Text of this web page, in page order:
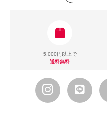
5,000円以上で
送料無料